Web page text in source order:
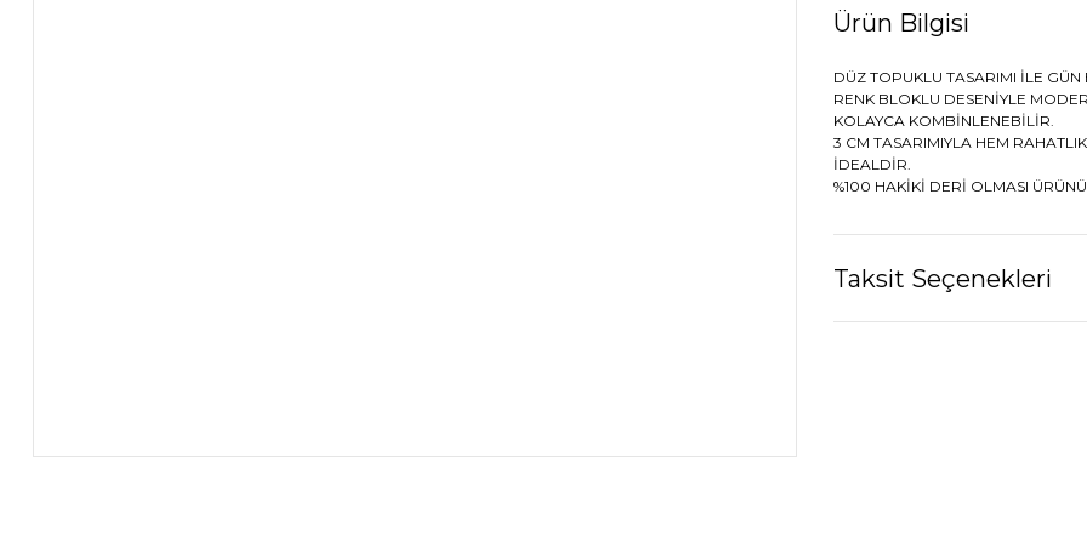
Ürün Bilgisi
DÜZ TOPUKLU TASARIMI İLE GÜN
RENK BLOKLU DESENİYLE
KOLAYCA KOMBİNLENEBİLİR.
3 CM TASARIMIYLA HEM
İDEALDİR.
%100 HAKİKİ DERİ OLMASI
Taksit Seçenekleri